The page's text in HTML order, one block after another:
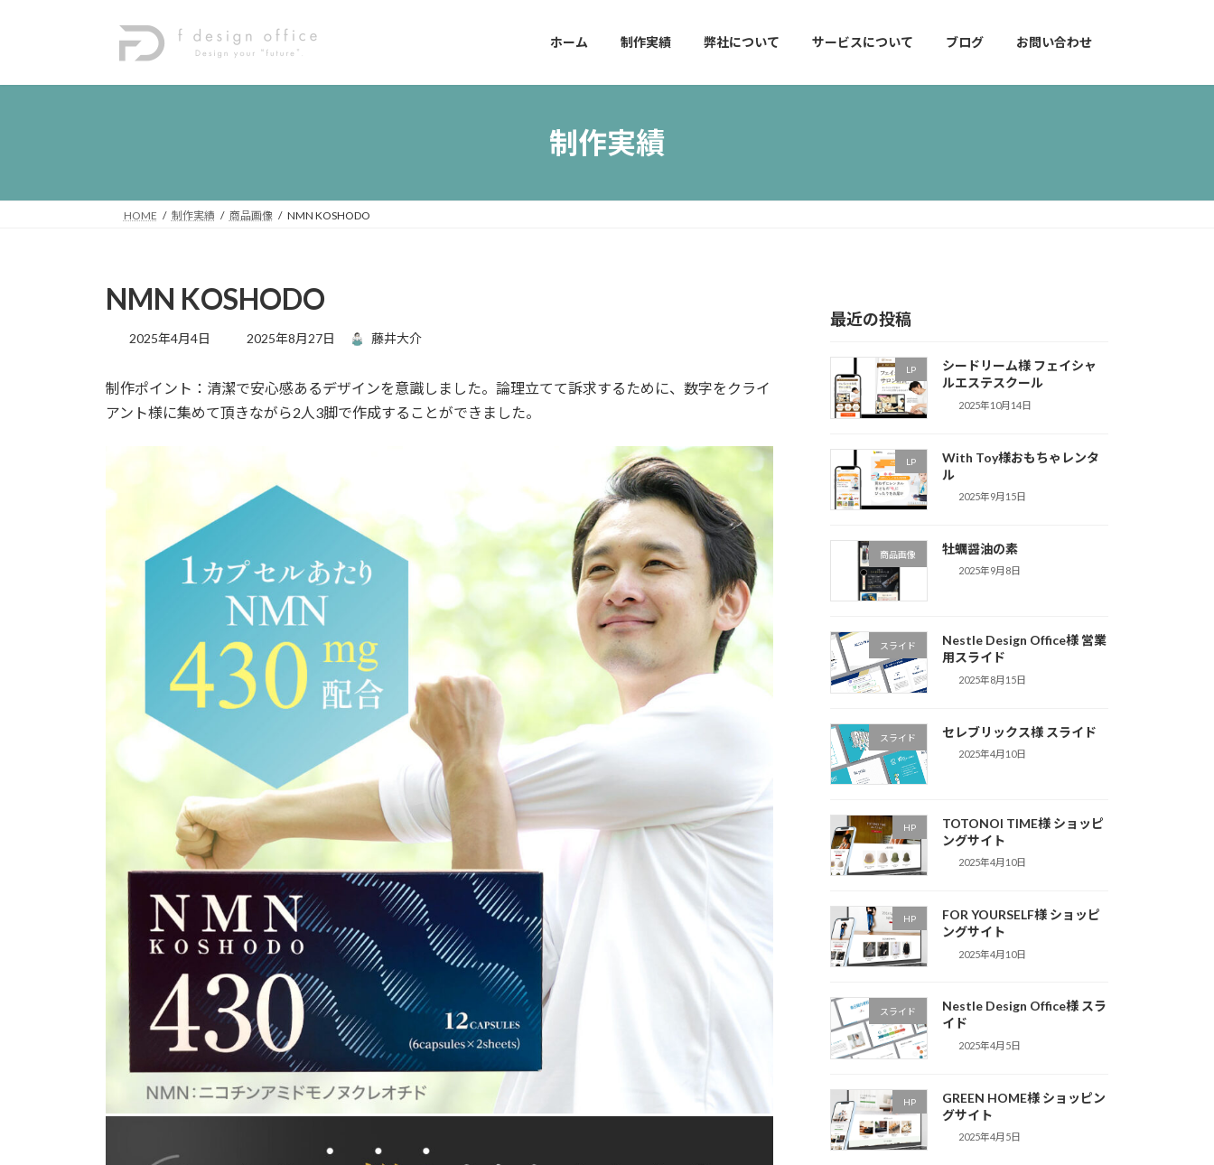
プ
動
ホーム 制作実績 弊社について サービスについて ブログ お問い合わせ
制作実績
HOME 制作実績 商品画像 NMN KOSHODO
NMN KOSHODO
2025年4月4日
最
新
日
2025年8月27日 藤井大介
制作ポイント：清潔で安心感あるデザインを意識しました。論理立てて訴求するために、数字をクライ
アント様に集めて頂きながら2人3脚で作成することができました。
最近の投稿
LP
シードリーム様 フェイシャ
ルエステスクール
2025年10月14日
LP
With Toy様おもちゃレンタ
ル
2025年9月15日
商品画像 牡蠣醤油の素
2025年9月8日
スライド
Nestle Design Office様 営業
用スライド
2025年8月15日
スライド セレブリックス様 スライド
2025年4月10日
HP
TOTONOI TIME様 ショッピ
ングサイト
2025年4月10日
HP
FOR YOURSELF様 ショッピ
ングサイト
2025年4月10日
スライド
Nestle Design Office様 スラ
イド
2025年4月5日
HP
GREEN HOME様 ショッピン
グサイト
2025年4月5日